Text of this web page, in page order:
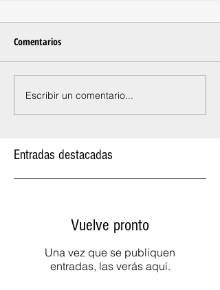
Comentarios
Escribir un comentario...
Entradas destacadas
Vuelve pronto
Una vez que se publiquen
entradas, las verás aquí.